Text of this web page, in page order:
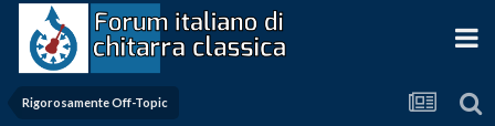
Rigorosamente Off-Topic